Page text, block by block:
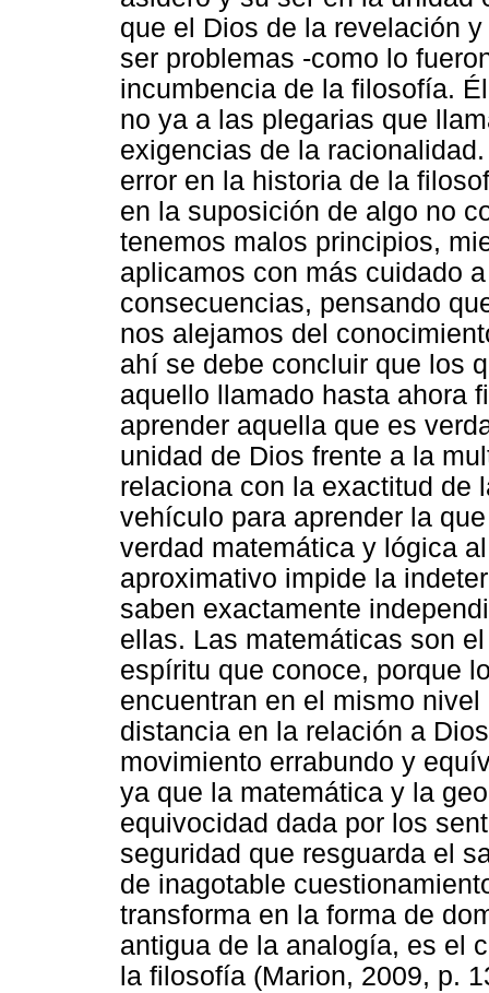
que el Dios de la revelación
ser problemas -como lo
incumbencia de la filosofía.
no ya a las plegarias que
exigencias de la
error en la historia de la
en la suposición de algo no
tenemos malos principios,
aplicamos con más cuidado
consecuencias, pensando
nos alejamos del
ahí se debe concluir que los
aquello llamado hasta ahora
aprender aquella que es
unidad de Dios frente a la
relaciona con la exactitud de
vehículo para aprender la
verdad matemática y lógica
aproximativo impide la
saben exactamente
ellas. Las matemáticas son
espíritu que conoce, porque
encuentran en el mismo
distancia en la relación a
movimiento errabundo y
ya que la matemática y la
equivocidad dada por los
seguridad que resguarda el
de inagotable
transforma en la forma de
antigua de la analogía, es el
la filosofía (Marion, 2009, p.